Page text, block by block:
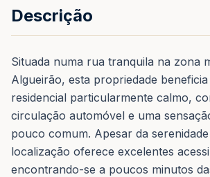
Descrição
Situada numa rua tranquila na zona
Algueirão, esta propriedade
residencial particularmente calmo,
circulação automóvel e uma
pouco comum. Apesar da
localização oferece excelentes
encontrando-se a poucos minutos